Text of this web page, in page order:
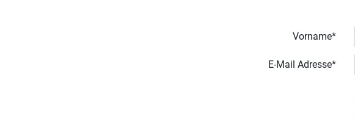
Vorname*
E-Mail Adresse*